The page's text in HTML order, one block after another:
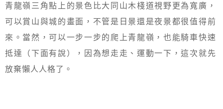
青龍嶺三角點上的景色比大同山木棧道視野更為寬廣，
可以賞山與城的畫面，不管是日景還是夜景都很值得前
來。當然，可以一步一步的爬上青龍嶺，也能騎車快速
抵達（下面有說），因為想走走、運動一下，這次就先
放棄懶人人格了。